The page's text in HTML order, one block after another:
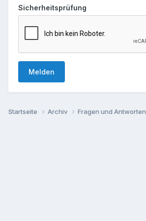
Sicherheitsprüfung
Melden
Startseite Archiv Fragen und Antworten